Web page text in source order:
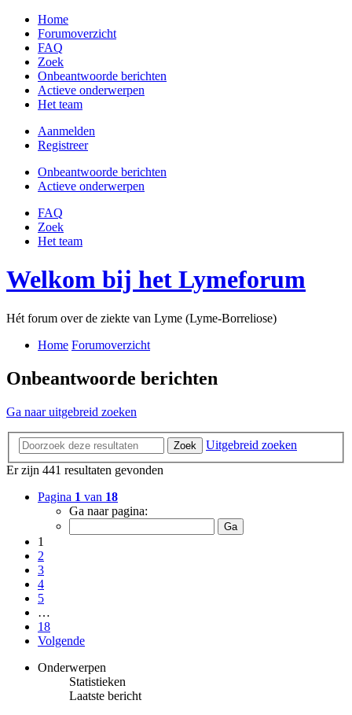
Home
Forumoverzicht
FAQ
Zoek
Onbeantwoorde berichten
Actieve onderwerpen
Het team
Aanmelden
Registreer
Onbeantwoorde berichten
Actieve onderwerpen
FAQ
Zoek
Het team
Welkom bij het Lymeforum
Hét forum over de ziekte van Lyme (Lyme-Borreliose)
Home Forumoverzicht
Onbeantwoorde berichten
Ga naar uitgebreid zoeken
Zoek
Uitgebreid zoeken
Er zijn 441 resultaten gevonden
Pagina 1 van 18
Ga naar pagina:
1
2
3
4
5
…
18
Volgende
Onderwerpen
Statistieken
Laatste bericht